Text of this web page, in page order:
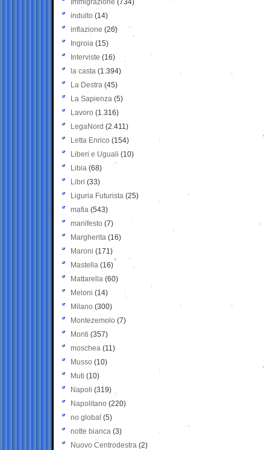
Immigrazione (734)
indulto (14)
inflazione (26)
Ingroia (15)
Interviste (16)
la casta (1.394)
La Destra (45)
La Sapienza (5)
Lavoro (1.316)
LegaNord (2.411)
Letta Enrico (154)
Liberi e Uguali (10)
Libia (68)
Libri (33)
Liguria Futurista (25)
mafia (543)
manifesto (7)
Margherita (16)
Maroni (171)
Mastella (16)
Mattarella (60)
Meloni (14)
Milano (300)
Montezemolo (7)
Monti (357)
moschea (11)
Musso (10)
Muti (10)
Napoli (319)
Napolitano (220)
no global (5)
notte bianca (3)
Nuovo Centrodestra (2)